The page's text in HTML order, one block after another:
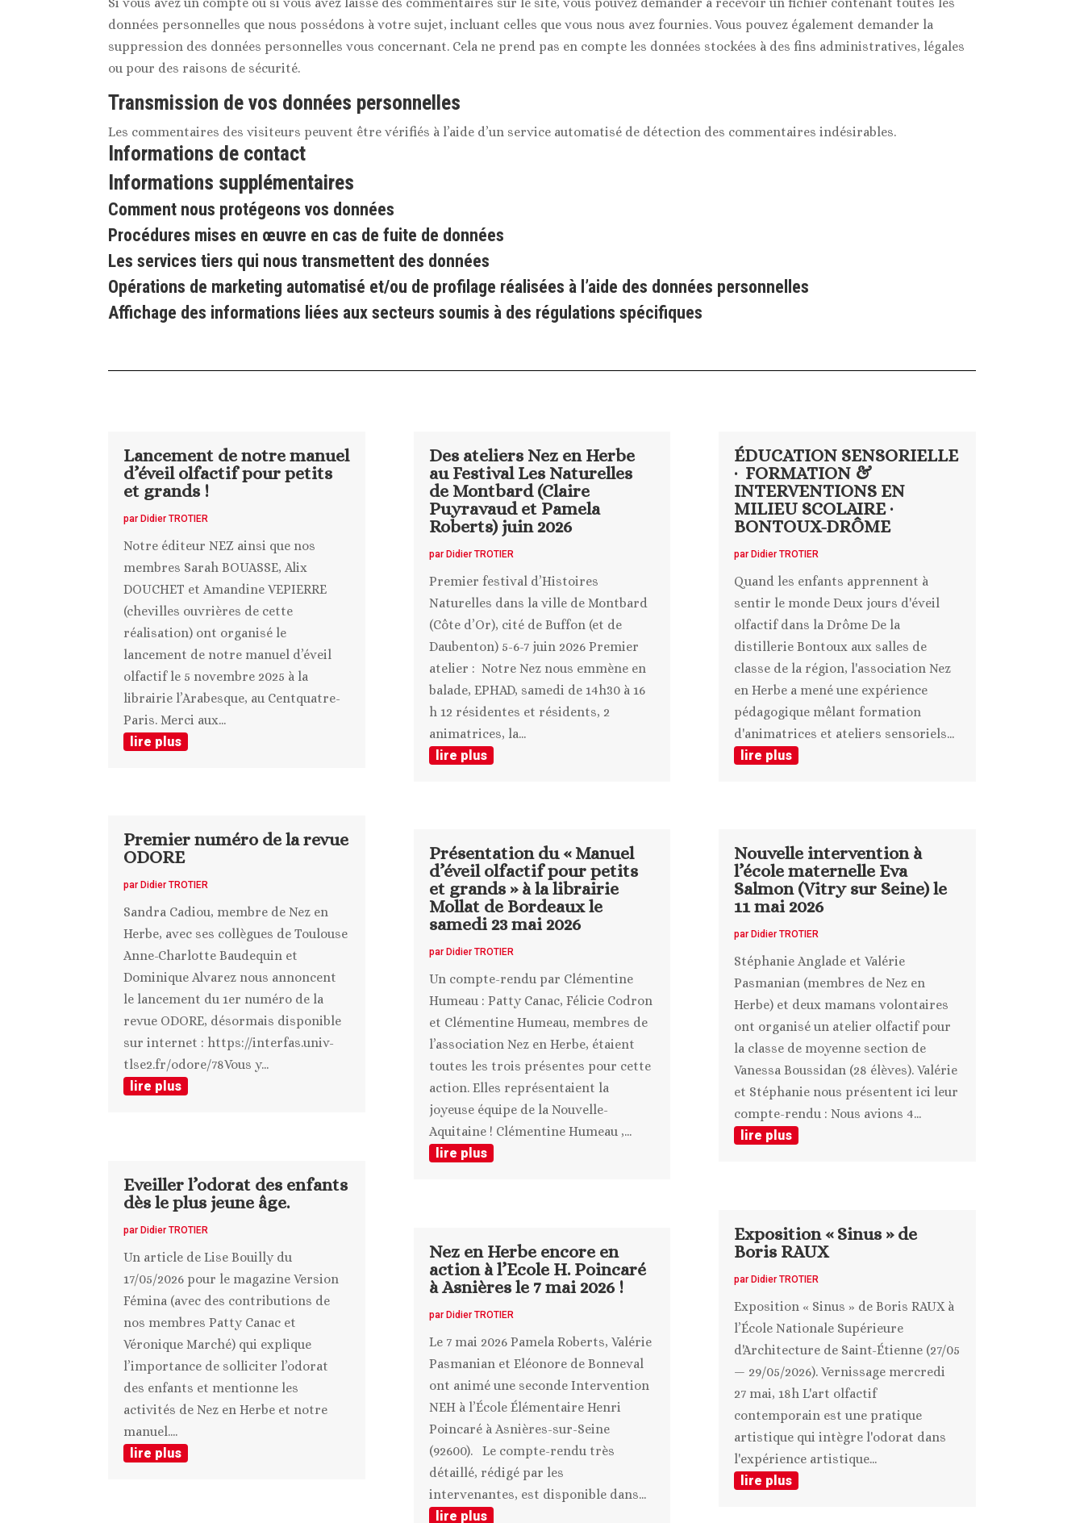
données personnelles que nous possédons à votre sujet, incluant celles que vous nous avez fournies. Vous pouvez également demander la
suppression des données personnelles vous concernant. Cela ne prend pas en compte les données stockées à des fins administratives, légales
ou pour des raisons de sécurité.
Transmission de vos données personnelles
Les commentaires des visiteurs peuvent être vérifiés à l’aide d’un service automatisé de détection des commentaires indésirables.
Informations de contact
Informations supplémentaires
Comment nous protégeons vos données
Procédures mises en œuvre en cas de fuite de données
Les services tiers qui nous transmettent des données
Opérations de marketing automatisé et/ou de profilage réalisées à l’aide des données personnelles
Affichage des informations liées aux secteurs soumis à des régulations spécifiques
Lancement de notre manuel
d’éveil olfactif pour petits
et grands !
par Didier TROTIER
Notre éditeur NEZ ainsi que nos
membres Sarah BOUASSE, Alix
DOUCHET et Amandine VEPIERRE
(chevilles ouvrières de cette
réalisation) ont organisé le
lancement de notre manuel d’éveil
olfactif le 5 novembre 2025 à la
librairie l’Arabesque, au Centquatre-
Paris. Merci aux...
lire plus
Premier numéro de la revue
ODORE
par Didier TROTIER
Sandra Cadiou, membre de Nez en
Herbe, avec ses collègues de Toulouse
Anne-Charlotte Baudequin et
Dominique Alvarez nous annoncent
le lancement du 1er numéro de la
revue ODORE, désormais disponible
sur internet : https://interfas.univ-
tlse2.fr/odore/78Vous y...
lire plus
Eveiller l’odorat des enfants
dès le plus jeune âge.
parDidier TROTIER
Un article de Lise Bouilly du
17/05/2026 pour le magazine Version
Fémina (avec des contributions de
nos membres Patty Canac et
Véronique Marché) qui explique
l’importance de solliciter l’odorat
des enfants et mentionne les
activités de Nez en Herbe et notre
manuel....
lire plus
Des ateliers Nez en Herbe
au Festival Les Naturelles
de Montbard (Claire
Puyravaud et Pamela
Roberts) juin 2026
par Didier TROTIER
Premier festival d’Histoires
Naturelles dans la ville de Montbard
(Côte d’Or), cité de Buffon (et de
Daubenton) 5-6-7 juin 2026 Premier
atelier : Notre Nez nous emmène en
balade, EPHAD, samedi de 14h30 à 16
h 12 résidentes et résidents, 2
animatrices, la...
lire plus
Présentation du « Manuel
d’éveil olfactif pour petits
et grands » à la librairie
Mollat de Bordeaux le
samedi 23 mai 2026
par Didier TROTIER
Un compte-rendu par Clémentine
Humeau : Patty Canac, Félicie Codron
et Clémentine Humeau, membres de
l’association Nez en Herbe, étaient
toutes les trois présentes pour cette
action. Elles représentaient la
joyeuse équipe de la Nouvelle-
Aquitaine ! Clémentine Humeau ,...
lire plus
Nez en Herbe encore en
action à l’Ecole H. Poincaré
à Asnières le 7 mai 2026 !
par Didier TROTIER
Le 7 mai 2026 Pamela Roberts, Valérie
Pasmanian et Eléonore de Bonneval
ont animé une seconde Intervention
NEH à l’École Élémentaire Henri
Poincaré à Asnières-sur-Seine
(92600). Le compte-rendu très
détaillé, rédigé par les
intervenantes, est disponible dans...
lire plus
ÉDUCATION SENSORIELLE
· FORMATION &
INTERVENTIONS EN
MILIEU SCOLAIRE ·
BONTOUX-DRÔME
par Didier TROTIER
Quand les enfants apprennent à
sentir le monde Deux jours d'éveil
olfactif dans la Drôme De la
distillerie Bontoux aux salles de
classe de la région, l'association Nez
en Herbe a mené une expérience
pédagogique mêlant formation
d'animatrices et ateliers sensoriels...
lire plus
Nouvelle intervention à
l’école maternelle Eva
Salmon (Vitry sur Seine) le
11 mai 2026
par Didier TROTIER
Stéphanie Anglade et Valérie
Pasmanian (membres de Nez en
Herbe) et deux mamans volontaires
ont organisé un atelier olfactif pour
la classe de moyenne section de
Vanessa Boussidan (28 élèves). Valérie
et Stéphanie nous présentent ici leur
compte-rendu : Nous avions 4...
lire plus
Exposition « Sinus » de
Boris RAUX
par Didier TROTIER
Exposition « Sinus » de Boris RAUX à
l’École Nationale Supérieure
d'Architecture de Saint-Étienne (27/05
— 29/05/2026). Vernissage mercredi
27 mai, 18h L'art olfactif
contemporain est une pratique
artistique qui intègre l'odorat dans
l'expérience artistique...
lire plus